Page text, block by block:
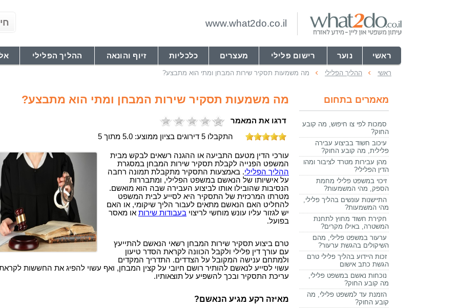
www.what2do.co.il
ראשי נוער רישום פלילי מעצרים כלכליות זיוף והונאה ההליך הפלילי
ראשי ההליך הפלילי מה משמעות תסקיר שירות המבחן ומתי הוא מתבצע?
מה משמעות תסקיר שירות המבחן ומתי הוא מתבצע?
דרגו את המאמר
התקבלו 5 דירוגים בציון ממוצע: 5.0 מתוך 5
עורכי הדין מטעם התביעה או ההגנה רשאים לבקש מבית
המשפט הפנייה לקבלת תסקיר שירות המבחן במסגרת
ההליך הפלילי. באמצעות התסקיר מתקבלת תמונה רחבה
על אישיותו של הנאשם במשפט הפלילי, ומתבררות
הנסיבות שהובילו אותו לביצוע העבירה שבה הוא מואשם.
מטרתו המרכזית של התסקיר היא לסייע לבית המשפט
להחליט האם הנאשם מתאים לעבור הליך שיקומי, או האם
יש לגזור עליו עונש מוחשי לריצוי בעבודות שירות או מאסר
בפועל.
טרם ביצוע תסקיר שירות המבחן רשאי הנאשם להתייעץ
עם עורך דין פלילי ולקבל הכוונה לקראת הסדר טיעון
ולמתחם ענישה המקובל על הצדדים. התדריך המקדים
עשוי לסייע לנאשם להותיר רושם חיובי על קצין המבחן, ואף עשוי להפיג את החששות
עריכת התסקיר ובכך להשפיע על תוצאותיו.
מאיזה רקע מגיע הנאשם?
מאמרים בתחום
סמכות לפי צו חיפוש, מה קובע
החוק?
עיכוב חשוד בביצוע עבירה
פלילית, מה קובע החוק?
מהן עבירות מטרד לציבור ומהו
הדין הפלילי?
זיכוי במשפט פלילי מחמת
הספק, מהי המשמעות?
התיישנות עונשים בהליך פלילי,
מהי המשמעות?
חקירת חשוד מחוץ לתחנת
המשטרה, באילו מקרים?
ערעור במשפט פלילי, מהם
השיקולים בהגשת ערעור?
זכות היידוע בהליך פלילי טרם
הגשת כתב אישום
נוכחות נאשם במשפט פלילי,
מה קובע החוק?
הזמנת עד למשפט פלילי, מה
קובע החוק?